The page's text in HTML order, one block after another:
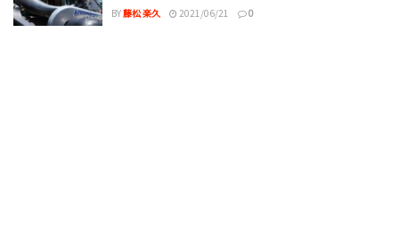
BY藤松 楽久 2021/06/21 0